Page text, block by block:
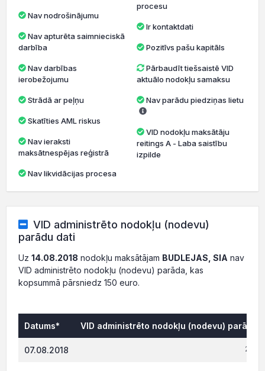
Nav nodrošinājumu
darbība
ierobežojumu
Strādā ar peļņu
Skatīties AML riskus
maksātnespējas reģistrā
Nav likvidācijas procesa
procesu
Ir kontaktdati
Pozitīvs pašu kapitāls
Pārbaudīt tiešsaistē VID
aktuālo nodokļu samaksu
Nav parādu piedziņas lietu
VID nodokļu maksātāju
reitings A - Laba saistību
izpilde
VID administrēto nodokļu (nodevu)
parādu dati
Uz 14.08.2018 nodokļu maksātājam BUDLEJAS, SIA nav
VID administrēto nodokļu (nodevu) parāda, kas
kopsummā pārsniedz 150 euro.
Datums* VID administrēto nodokļu (nodevu) parāds,
07.08.2018